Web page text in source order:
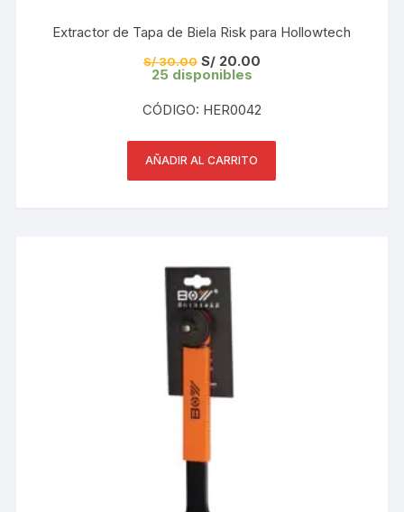
Extractor de Tapa de Biela Risk para Hollowtech
S/30.00 El
precio
era:
S/ 30.00.
S/20.00El
es:
S/ 20.00.
25 disponibles
CÓDIGO: HER0042
AÑADIR AL CARRITO